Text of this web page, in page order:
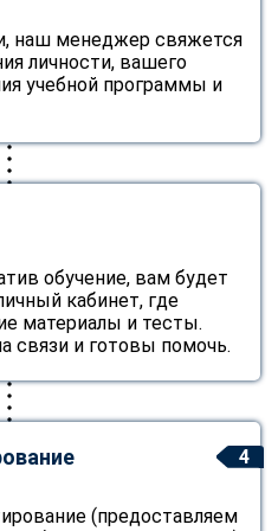
наш менеджер свяжется
личности, вашего
учебной программы и
обучение, вам будет
кабинет, где
материалы и тесты.
связи и готовы помочь.
4
(предоставляем